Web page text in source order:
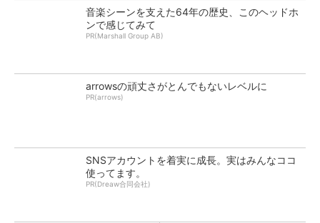
音楽シーンを支えた64年の歴史、このヘッドホ
ンで感じてみて
PR(Marshall Group AB)
arrowsの頑丈さがとんでもないレベルに
PR(arrows)
SNSアカウントを着実に成長。実はみんなココ
使ってます。
PR(Dreaw合同会社)